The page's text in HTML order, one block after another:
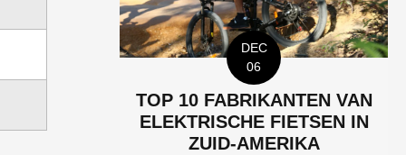
DEC
06
TOP 10 FABRIKANTEN VAN
ELEKTRISCHE FIETSEN IN
ZUID-AMERIKA